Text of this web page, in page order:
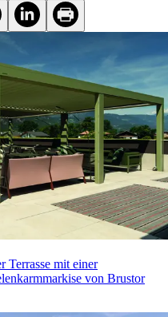
Terrasse mit einer
von Brustor